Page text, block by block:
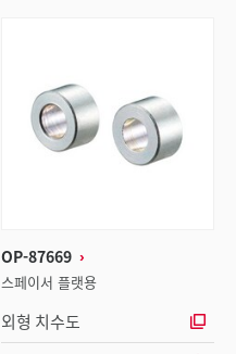
OP-87669
스페이서 플랫용
외형 치수도